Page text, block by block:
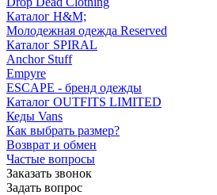
Каталог H&M;
Молодежная одежда Reserved
Каталог SPIRAL
Anchor Stuff
Empyre
ESCAPE - бренд одежды
Каталог OUTFITS LIMITED
Кеды Vans
Как выбрать размер?
Возврат и обмен
Частые вопросы
Заказать звонок
Задать вопрос